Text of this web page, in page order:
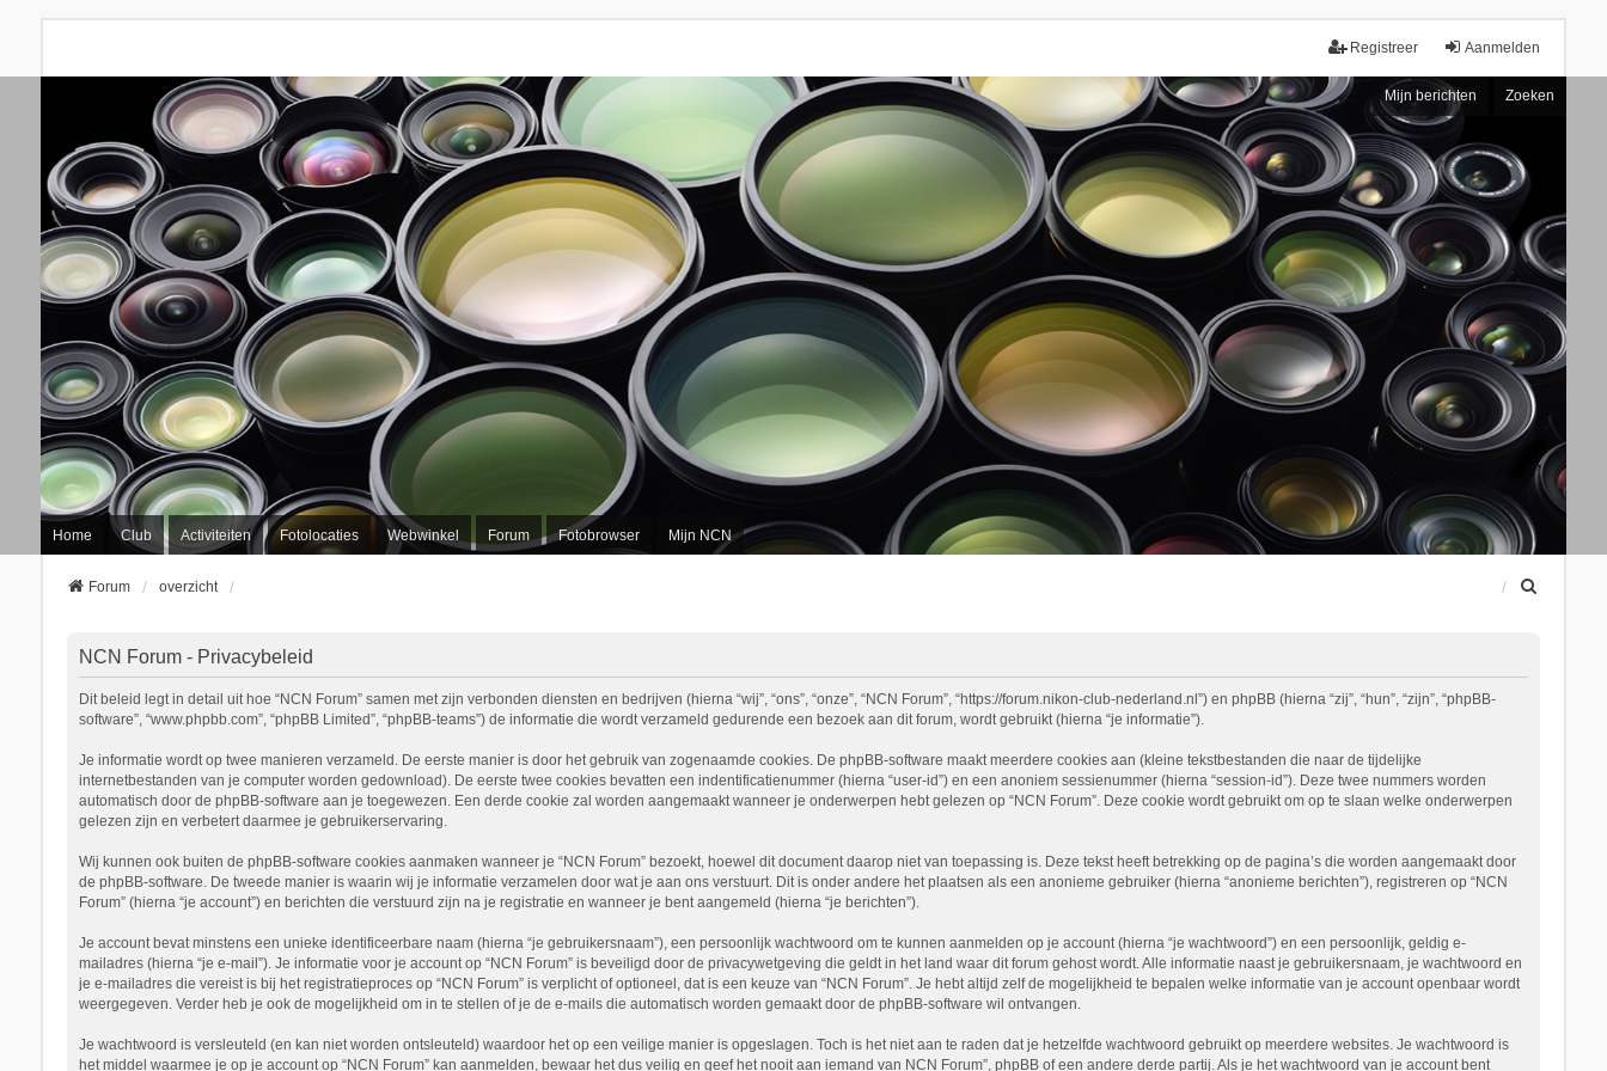
Aanmelden
Registreer
Mijn berichten Zoeken
Home Club Activiteiten Fotolocaties Webwinkel Forum Fotobrowser Mijn NCN
Forum overzicht
NCN Forum - Privacybeleid
Dit beleid legt in detail uit hoe “NCN Forum” samen met zijn verbonden diensten en bedrijven (hierna “wij”, “ons”, “onze”, “NCN Forum”, “https://forum.nikon-club-nederland.nl”) en phpBB (hierna “zij”, “hun”, “zijn”, “phpBB-
software”, “www.phpbb.com”, “phpBB Limited”, “phpBB-teams”) de informatie die wordt verzameld gedurende een bezoek aan dit forum, wordt gebruikt (hierna “je informatie”).
Je informatie wordt op twee manieren verzameld. De eerste manier is door het gebruik van zogenaamde cookies. De phpBB-software maakt meerdere cookies aan (kleine tekstbestanden die naar de tijdelijke
internetbestanden van je computer worden gedownload). De eerste twee cookies bevatten een indentificatienummer (hierna “user-id”) en een anoniem sessienummer (hierna “session-id”). Deze twee nummers worden
automatisch door de phpBB-software aan je toegewezen. Een derde cookie zal worden aangemaakt wanneer je onderwerpen hebt gelezen op “NCN Forum”. Deze cookie wordt gebruikt om op te slaan welke onderwerpen
gelezen zijn en verbetert daarmee je gebruikerservaring.
Wij kunnen ook buiten de phpBB-software cookies aanmaken wanneer je “NCN Forum” bezoekt, hoewel dit document daarop niet van toepassing is. Deze tekst heeft betrekking op de pagina’s die worden aangemaakt door
de phpBB-software. De tweede manier is waarin wij je informatie verzamelen door wat je aan ons verstuurt. Dit is onder andere het plaatsen als een anonieme gebruiker (hierna “anonieme berichten”), registreren op “NCN
Forum” (hierna “je account”) en berichten die verstuurd zijn na je registratie en wanneer je bent aangemeld (hierna “je berichten”).
Je account bevat minstens een unieke identificeerbare naam (hierna “je gebruikersnaam”), een persoonlijk wachtwoord om te kunnen aanmelden op je account (hierna “je wachtwoord”) en een persoonlijk, geldig e-
mailadres (hierna “je e-mail”). Je informatie voor je account op “NCN Forum” is beveiligd door de privacywetgeving die geldt in het land waar dit forum gehost wordt. Alle informatie naast je gebruikersnaam, je wachtwoord en
je e-mailadres die vereist is bij het registratieproces op “NCN Forum” is verplicht of optioneel, dat is een keuze van “NCN Forum”. Je hebt altijd zelf de mogelijkheid te bepalen welke informatie van je account openbaar wordt
weergegeven. Verder heb je ook de mogelijkheid om in te stellen of je de e-mails die automatisch worden gemaakt door de phpBB-software wil ontvangen.
Je wachtwoord is versleuteld (en kan niet worden ontsleuteld) waardoor het op een veilige manier is opgeslagen. Toch is het niet aan te raden dat je hetzelfde wachtwoord gebruikt op meerdere websites. Je wachtwoord is
het middel waarmee je op je account op “NCN Forum” kan aanmelden, bewaar het dus veilig en geef het nooit aan iemand van NCN Forum”, phpBB of een andere derde partij. Als je het wachtwoord van je account bent